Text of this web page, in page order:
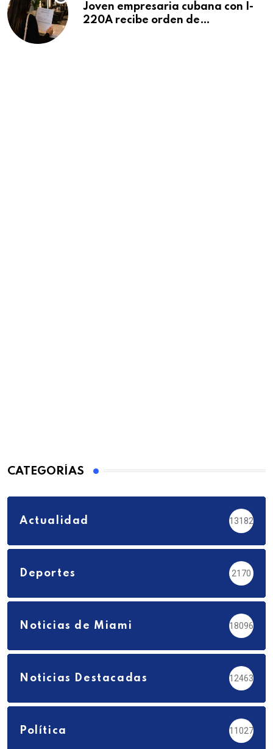
Joven empresaria cubana con I-
220A recibe orden de
CATEGORÍAS
Actualidad 13182
Deportes 2170
Noticias de Miami 18096
Noticias Destacadas 12463
Política 11027